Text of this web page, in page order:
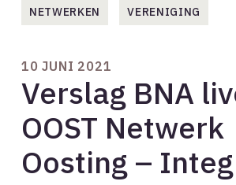
NETWERKEN VERENIGING
10 JUNI 2021
Verslag BNA
OOST Netwerk
Oosting –